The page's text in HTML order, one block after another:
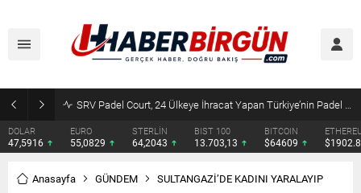
SRV Padel Court, 24 Ülkeye İhracat Yapan Türkiye’nin Padel Kortu Üretim Gücü
DOLAR
47,5916
EURO
55,0829
STERLİN
64,2043
BIST 100
13.703,13
BITCOIN
$64609
Anasayfa GÜNDEM SULTANGAZİ’DE KADINI YARALAYIP